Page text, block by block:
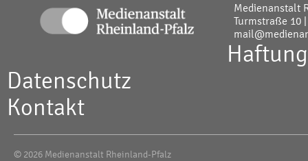
Medienanstalt
Turmstraße 10
Datenschutz
Kontakt
© 2026 Medienanstalt Rheinland-Pfalz